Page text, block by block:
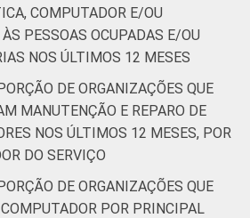
COMPUTADOR E/OU
PESSOAS OCUPADAS E/OU
NOS ÚLTIMOS 12 MESES
DE ORGANIZAÇÕES QUE
MANUTENÇÃO E REPARO DE
NOS ÚLTIMOS 12 MESES, POR
DO SERVIÇO
DE ORGANIZAÇÕES QUE
POR PRINCIPAL